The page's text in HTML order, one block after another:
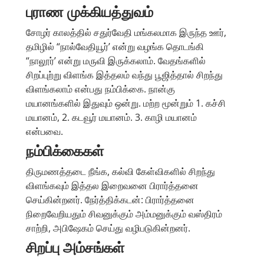
புராண முக்கியத்துவம்
சோழர் காலத்தில் சதுர்வேதி மங்கலமாக இருந்த ஊர்,
தமிழில் “நால்வேதியூர்’ என்று வழங்க தொடங்கி
“நாலூர்’ என்று மருவி இருக்கலாம். வேதங்களில்
சிறப்புற்று விளங்க இத்தலம் வந்து பூஜித்தால் சிறந்து
விளங்கலாம் என்பது நம்பிக்கை. நான்கு
மயானங்களில் இதுவும் ஒன்று. மற்ற மூன்றும் 1. கச்சி
மயானம், 2. கடவூர் மயானம். 3. காழி மயானம்
என்பவை.
நம்பிக்கைகள்
திருமணத்தடை நீங்க, கல்வி கேள்விகளில் சிறந்து
விளங்கவும் இத்தல இறைவனை பிரார்த்தனை
செய்கின்றனர். நேர்த்திக்கடன்: பிரார்த்தனை
நிறைவேறியதும் சிவனுக்கும் அம்மனுக்கும் வஸ்திரம்
சாற்றி, அபிஷேகம் செய்து வழிபடுகின்றனர்.
சிறப்பு அம்சங்கள்